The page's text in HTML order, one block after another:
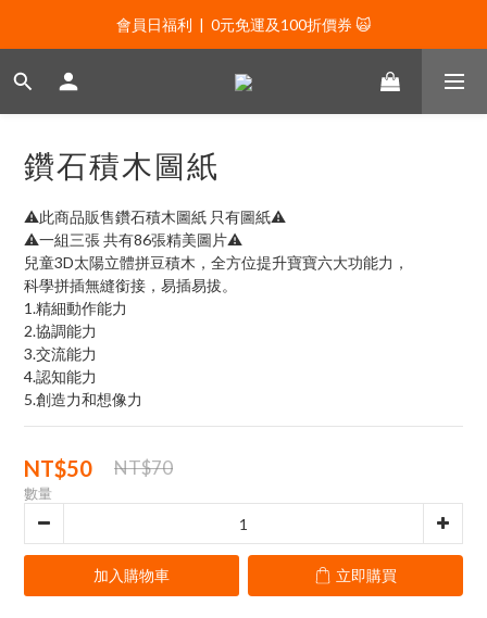
會員日福利  |  0元免運及100折價券 🙀
會員日福利  |  0元免運及100折價券 🙀
會員日福利  |  會員專屬好禮三選一🌟
會員日福利  |  0元免運及100折價券 🙀
鑽石積木圖紙
⚠️此商品販售鑽石積木圖紙 只有圖紙⚠️
⚠️一組三張 共有86張精美圖片⚠️
兒童3D太陽立體拼豆積木，全方位提升寶寶六大功能力，
科學拼插無縫銜接，易插易拔。
1.精細動作能力
2.協調能力
3.交流能力
4.認知能力
5.創造力和想像力
NT$50 NT$70
數量
加入購物車 立即購買